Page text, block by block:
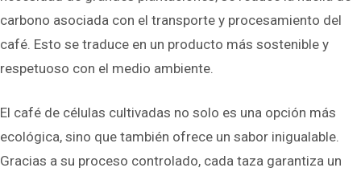
carbono asociada con el transporte y procesamiento del
café. Esto se traduce en un producto más sostenible y
respetuoso con el medio ambiente.
El café de células cultivadas no solo es una opción más
ecológica, sino que también ofrece un sabor inigualable.
Gracias a su proceso controlado, cada taza garantiza un